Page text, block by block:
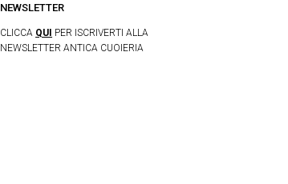
NEWSLETTER
CLICCA QUI PER ISCRIVERTI ALLA
NEWSLETTER ANTICA CUOIERIA